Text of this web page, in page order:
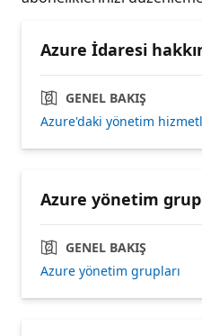
Azure İdaresi
GENEL BAKIŞ
Azure'daki yönetim
Azure yönetim
GENEL BAKIŞ
Azure yönetim grupları